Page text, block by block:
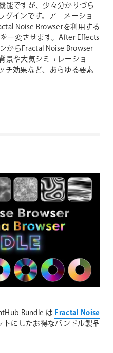
能ですが、少々分かりづら
グインです。アニメーショ
Noise Browserを利用する
一変させます。After Effects
からFractal Noise Browser
景や大気シミュレーショ
チ効果など、あらゆる要素
Bundle は Fractal Noise
トにしたお得なバンドル製品